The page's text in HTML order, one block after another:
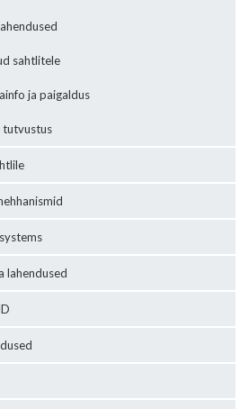
sahtlitele
ja paigaldus
tutvustus
lahendused